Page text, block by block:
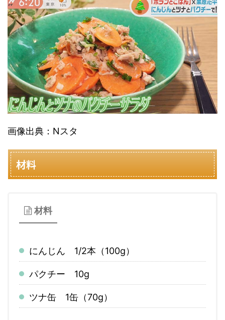
画像出典：Nスタ
材料
材料
にんじん 1/2本（100g）
パクチー 10g
ツナ缶 1缶（70g）